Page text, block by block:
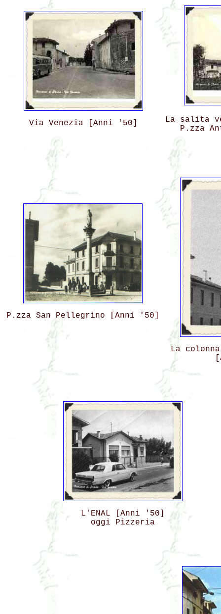
Via Venezia [Anni '50]
La salita
P.zza
P.zza San Pellegrino [Anni '50]
La
L'ENAL [Anni '50]
oggi Pizzeria